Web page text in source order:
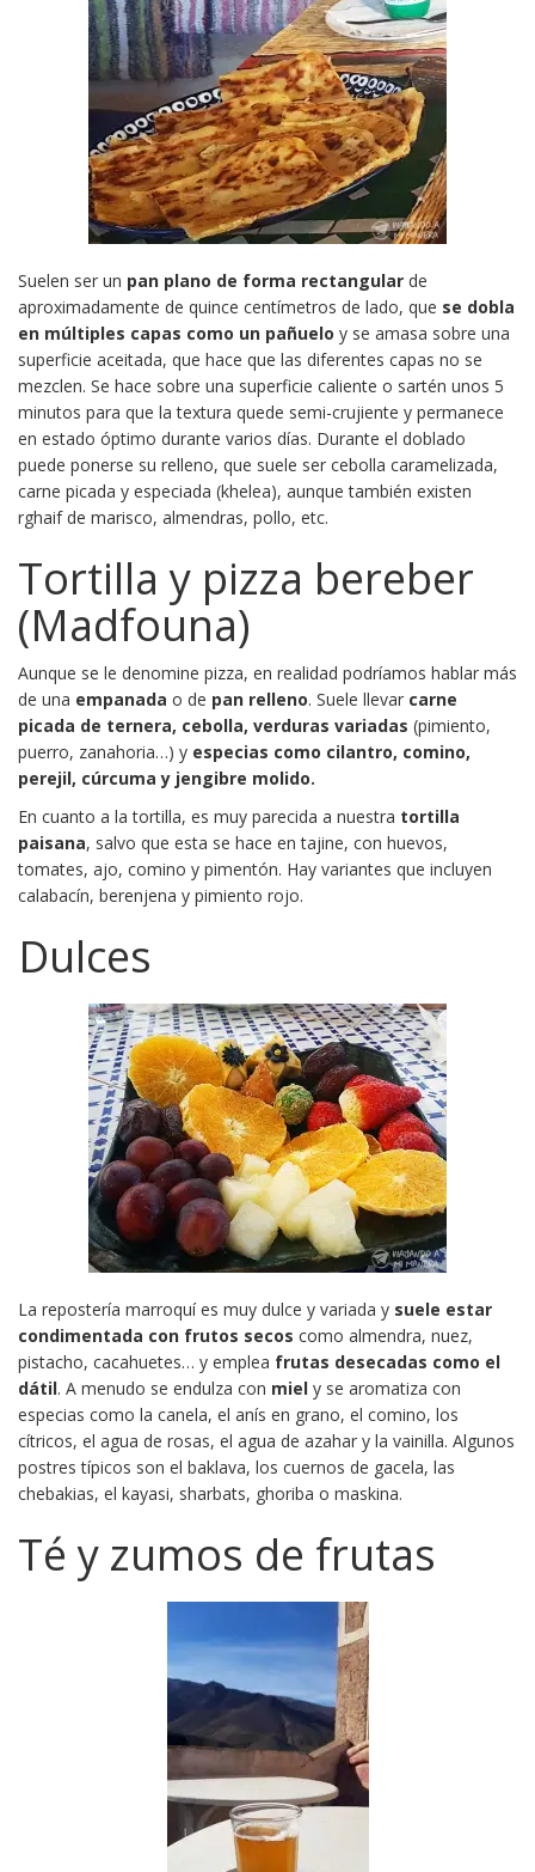
Suelen ser un pan plano de forma rectangular de
aproximadamente de quince centímetros de lado, que se dobla
en múltiples capas como un pañuelo y se amasa sobre una
superficie aceitada, que hace que las diferentes capas no se
mezclen. Se hace sobre una superficie caliente o sartén unos 5
minutos para que la textura quede semi-crujiente y permanece
en estado óptimo durante varios días. Durante el doblado
puede ponerse su relleno, que suele ser cebolla caramelizada,
carne picada y especiada (khelea), aunque también existen
rghaif de marisco, almendras, pollo, etc.
Tortilla y pizza bereber
(Madfouna)
Aunque se le denomine pizza, en realidad podríamos hablar más
de una empanada o de pan relleno. Suele llevar carne
picada de ternera, cebolla, verduras variadas (pimiento,
puerro, zanahoria…) y especias como cilantro, comino,
perejil, cúrcuma y jengibre molido.
En cuanto a la tortilla, es muy parecida a nuestra tortilla
paisana, salvo que esta se hace en tajine, con huevos,
tomates, ajo, comino y pimentón. Hay variantes que incluyen
calabacín, berenjena y pimiento rojo.
Dulces
La repostería marroquí es muy dulce y variada y suele estar
condimentada con frutos secos como almendra, nuez,
pistacho, cacahuetes… y emplea frutas desecadas como el
dátil. A menudo se endulza con miel y se aromatiza con
especias como la canela, el anís en grano, el comino, los
cítricos, el agua de rosas, el agua de azahar y la vainilla. Algunos
postres típicos son el baklava, los cuernos de gacela, las
chebakias, el kayasi, sharbats, ghoriba o maskina.
Té y zumos de frutas